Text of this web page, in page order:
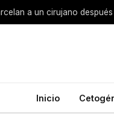
Inicio